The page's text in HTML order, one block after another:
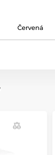
vlastnostiam
z
a luxusný
ocele
Červená